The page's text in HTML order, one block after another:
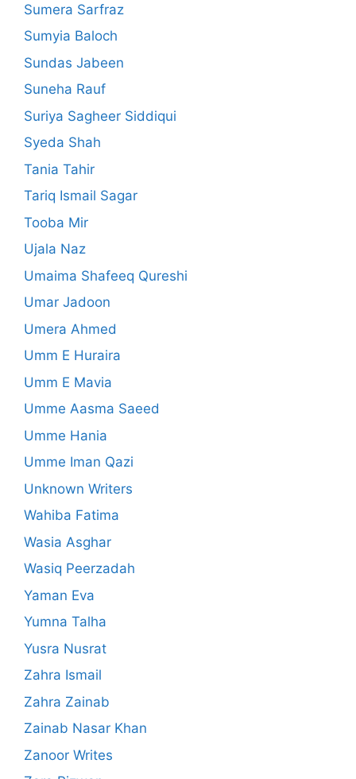
Sumera Sarfraz
Sumyia Baloch
Sundas Jabeen
Suneha Rauf
Suriya Sagheer Siddiqui
Syeda Shah
Tania Tahir
Tariq Ismail Sagar
Tooba Mir
Ujala Naz
Umaima Shafeeq Qureshi
Umar Jadoon
Umera Ahmed
Umm E Huraira
Umm E Mavia
Umme Aasma Saeed
Umme Hania
Umme Iman Qazi
Unknown Writers
Wahiba Fatima
Wasia Asghar
Wasiq Peerzadah
Yaman Eva
Yumna Talha
Yusra Nusrat
Zahra Ismail
Zahra Zainab
Zainab Nasar Khan
Zanoor Writes